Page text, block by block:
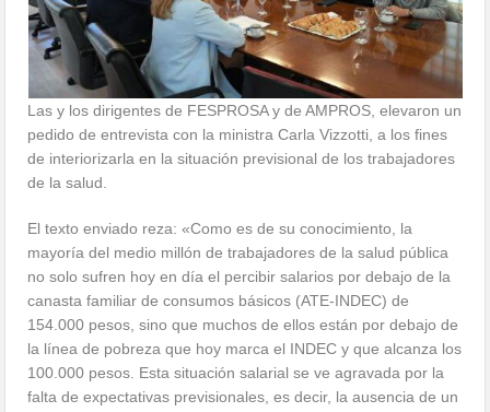
Las y los dirigentes de FESPROSA y de AMPROS, elevaron un
pedido de entrevista con la ministra Carla Vizzotti, a los fines
de interiorizarla en la situación previsional de los trabajadores
de la salud.
El texto enviado reza: «Como es de su conocimiento, la
mayoría del medio millón de trabajadores de la salud pública
no solo sufren hoy en día el percibir salarios por debajo de la
canasta familiar de consumos básicos (ATE-INDEC) de
154.000 pesos, sino que muchos de ellos están por debajo de
la línea de pobreza que hoy marca el INDEC y que alcanza los
100.000 pesos. Esta situación salarial se ve agravada por la
falta de expectativas previsionales, es decir, la ausencia de un